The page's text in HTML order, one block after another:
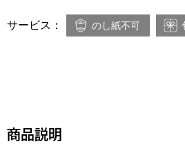
サービス： のし紙不可
商品説明